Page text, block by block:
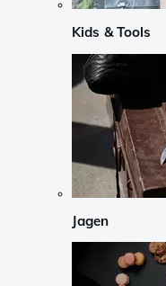
Kids & Tools
Jagen